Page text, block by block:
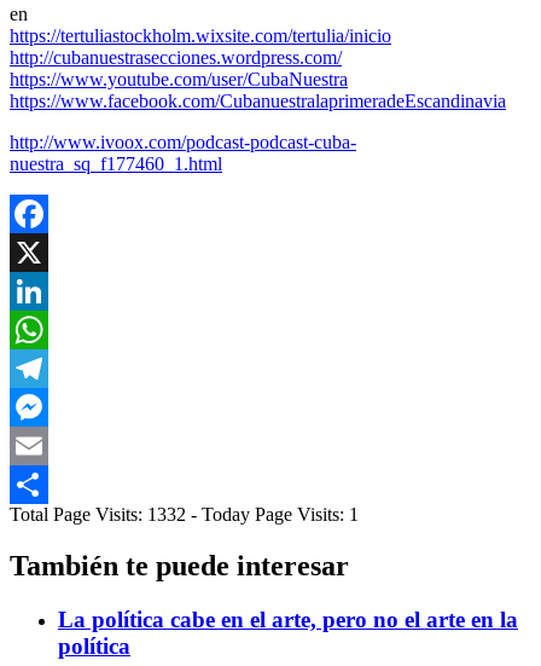
en
https://tertuliastockholm.wixsite.com/tertulia/inicio
http://cubanuestrasecciones.wordpress.com/
https://www.youtube.com/user/CubaNuestra
https://www.facebook.com/CubanuestralaprimeradeEscandinavia
http://www.ivoox.com/podcast-podcast-cuba-
nuestra_sq_f177460_1.html
Facebook
X
LinkedIn
WhatsApp
Telegram
Messenger
Email
Compartir
Total Page Visits: 1332 - Today Page Visits: 1
También te puede interesar
La política cabe en el arte, pero no el arte en la
política